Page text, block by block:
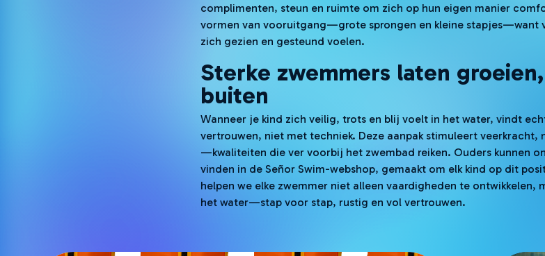
complimenten, steun en ruimte om zich op hun eigen manier
vormen van vooruitgang—grote sprongen en kleine stapjes—want
zich gezien en gesteund voelen.
Sterke zwemmers laten
buiten
Wanneer je kind zich veilig, trots en blij voelt in het water, vindt
vertrouwen, niet met techniek. Deze aanpak stimuleert
—kwaliteiten die ver voorbij het zwembad reiken. Ouders kunnen
vinden in de Señor Swim-webshop, gemaakt om elk kind op dit
helpen we elke zwemmer niet alleen vaardigheden te ontwikkelen,
het water—stap voor stap, rustig en vol vertrouwen.